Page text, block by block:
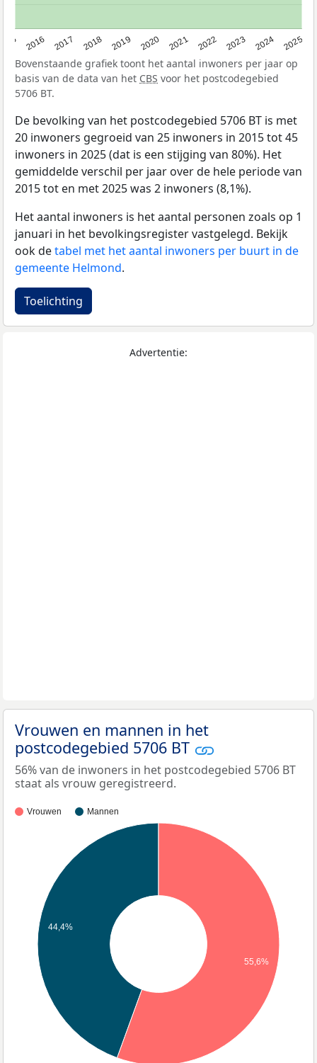
2016 2017 2018 2019 2020 2021 2022 2023 2024 2025
Bovenstaande grafiek toont het aantal inwoners per jaar op
basis van de data van het CBS voor het postcodegebied
5706 BT.
De bevolking van het postcodegebied 5706 BT is met
20 inwoners gegroeid van 25 inwoners in 2015 tot 45
inwoners in 2025 (dat is een stijging van 80%). Het
gemiddelde verschil per jaar over de hele periode van
2015 tot en met 2025 was 2 inwoners (8,1%).
Het aantal inwoners is het aantal personen zoals op 1
januari in het bevolkingsregister vastgelegd. Bekijk
ook detabel met het aantal inwoners per buurt in de
gemeente Helmond.
Toelichting
Advertentie:
Vrouwen en mannen in het
postcodegebied 5706 BT
56% van de inwoners in het postcodegebied 5706 BT
staat als vrouw geregistreerd.
Vrouwen Mannen
44,4%
55,6%